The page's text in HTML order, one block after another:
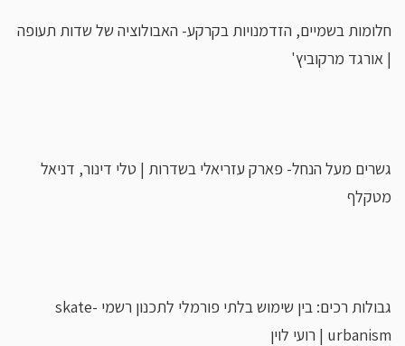
חלומות בשמיים, הזדמנויות בקרקע- האבולוציה של שדות תעופה
| אורגד מרקוביץ'
גשרים מעל הנחל- פארק עזריאלי בשדרות | טלי דינור, דניאל
מטקלף
גבולות רכים: בין שימוש בלתי פורמלי לתכנון רשמי skate-
urbanism | רועי לוין